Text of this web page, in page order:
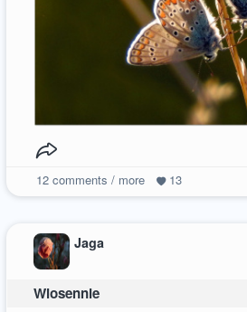
12comments / more 13
Jaga
Wiosennie